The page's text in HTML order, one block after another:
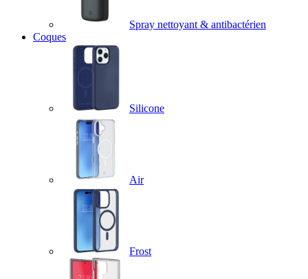
Spray nettoyant & antibactérien
Coques
Silicone
Air
Frost